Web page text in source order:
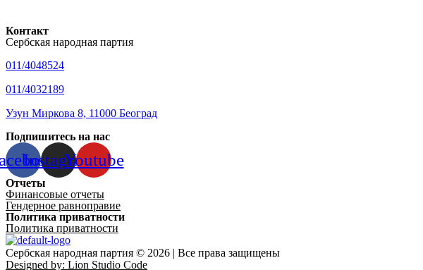
Контакт
Сербская народная партия
011/4048524
011/4032189
Узун Миркова 8, 11000 Београд
Подпишитесь на нас
InstagramYoutube
Отчеты
Финансовые отчеты
Гендерное равноправие
Политика приватности
Политика приватности
Сербская народная партия © 2026 | Все права защищены
Designed by: Lion Studio Code